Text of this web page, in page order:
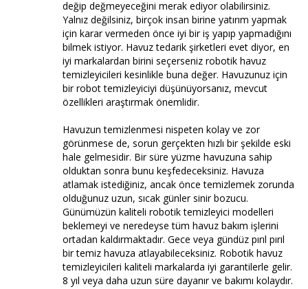
değip değmeyeceğini merak ediyor olabilirsiniz.
Yalnız değilsiniz, birçok insan birine yatırım yapmak
için karar vermeden önce iyi bir iş yapıp yapmadığını
bilmek istiyor. Havuz tedarik şirketleri evet diyor, en
iyi markalardan birini seçerseniz robotik havuz
temizleyicileri kesinlikle buna değer. Havuzunuz için
bir robot temizleyiciyi düşünüyorsanız, mevcut
özellikleri araştırmak önemlidir.
Havuzun temizlenmesi nispeten kolay ve zor
görünmese de, sorun gerçekten hızlı bir şekilde eski
hale gelmesidir. Bir süre yüzme havuzuna sahip
olduktan sonra bunu keşfedeceksiniz. Havuza
atlamak istediğiniz, ancak önce temizlemek zorunda
olduğunuz uzun, sıcak günler sinir bozucu.
Günümüzün kaliteli robotik temizleyici modelleri
beklemeyi ve neredeyse tüm havuz bakım işlerini
ortadan kaldırmaktadır. Gece veya gündüz pırıl pırıl
bir temiz havuza atlayabileceksiniz. Robotik havuz
temizleyicileri kaliteli markalarda iyi garantilerle gelir.
8 yıl veya daha uzun süre dayanır ve bakımı kolaydır.